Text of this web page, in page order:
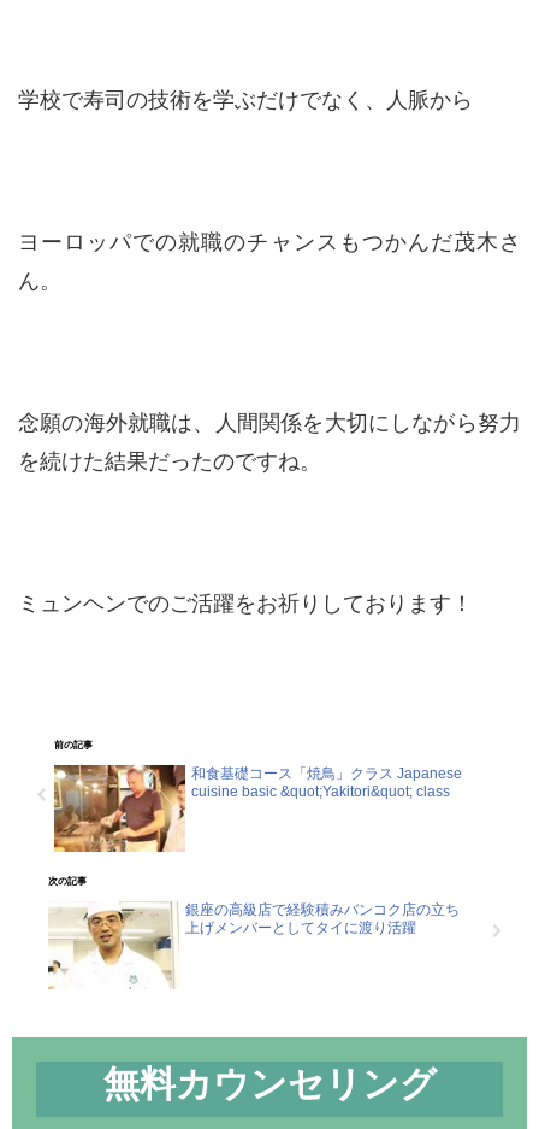
学校で寿司の技術を学ぶだけでなく、人脈から
ヨーロッパでの就職のチャンスもつかんだ茂木さ
ん。
念願の海外就職は、人間関係を大切にしながら努力
を続けた結果だったのですね。
ミュンヘンでのご活躍をお祈りしております！
前の記事
和食基礎コース「焼鳥」クラス Japanese
cuisine basic &quot;Yakitori&quot; class
次の記事
銀座の高級店で経験積みバンコク店の立ち
上げメンバーとしてタイに渡り活躍
無料カウンセリング